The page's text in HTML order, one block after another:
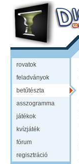
rovatok
feladványok
betűtészta
asszogramma
játékok
kvízjáték
fórum
regisztráció